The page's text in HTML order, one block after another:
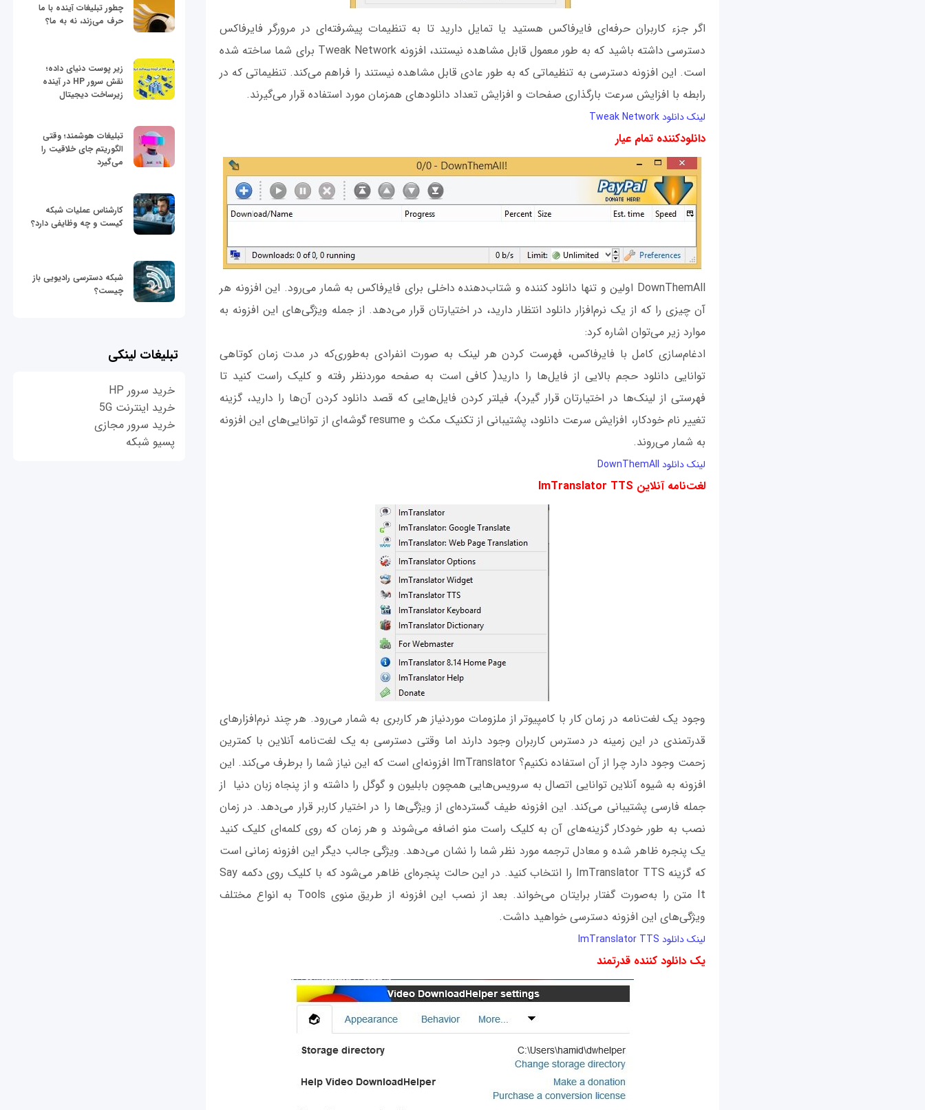
اگر جزء کاربران حرفه‌ای فایرفاکس هستید یا تمایل دارید تا به تنظیمات پیشرفته‌ای در مرورگر فایرفاکس
دسترسی داشته باشید که به طور معمول قابل مشاهده نیستند، افزونه Tweak Network برای شما ساخته شده
است. این افزونه دسترسی به تنظیماتی که به طور عادی قابل مشاهده نیستند را فراهم می‌کند. تنظیماتی که در
رابطه با افزایش سرعت بارگذاری صفحات و افزایش تعداد دانلودهای همزمان مورد استفاده قرار می‌گیرند.
لینک دانلود Tweak Network
دانلودکننده تمام عیار
DownThemAll اولین و تنها دانلود کننده و شتاب‌دهنده داخلی برای فایرفاکس به شمار می‌رود. این افزونه هر
آن چیزی را که از یک نرم‌افزار دانلود انتظار دارید، در اختیارتان قرار می‌دهد. از جمله ویژگی‌های این افزونه به
موارد زیر می‌توان اشاره کرد:
ادغام‌سازی کامل با فایرفاکس، فهرست کردن هر لینک به صورت انفرادی به‌طوری‌که در مدت زمان کوتاهی
توانایی دانلود حجم بالایی از فایل‌ها را دارید( کافی است به صفحه موردنظر رفته و کلیک راست کنید تا
فهرستی از لینک‌ها در اختیارتان قرار گیرد)، فیلتر کردن فایل‌هایی که قصد دانلود کردن آن‌ها را دارید، گزینه
تغییر نام خودکار، افزایش سرعت دانلود، پشتیبانی از تکنیک مکث و resume گوشه‌ای از توانایی‌های این افزونه
به شمار می‌روند.
لینک دانلود DownThemAll
لغت‌نامه آنلاین ImTranslator TTS
وجود یک لغت‌نامه در زمان کار با کامپیوتر از ملزومات موردنیاز هر کاربری به شمار می‌رود. هر چند نرم‌افزارهای
قدرتمندی در این زمینه در دسترس کاربران وجود دارند اما وقتی دسترسی به یک لغت‌نامه آنلاین با کمترین
زحمت وجود دارد چرا از آن استفاده نکنیم؟ ImTranslator افزونه‌ای است که این نیاز شما را برطرف می‌کند. این
افزونه به شیوه آنلاین توانایی اتصال به سرویس‌هایی همچون بابلیون و گوگل را داشته و از پنجاه زبان دنیا از
جمله فارسی پشتیبانی می‌کند. این افزونه طیف گسترده‌ای از ویژگی‌ها را در اختیار کاربر قرار می‌دهد. در زمان
نصب به طور خودکار گزینه‌های آن به کلیک راست منو اضافه می‌شوند و هر زمان که روی کلمه‌ای کلیک کنید
یک پنجره ظاهر شده و معادل ترجمه مورد نظر شما را نشان می‌دهد. ویژگی جالب دیگر این افزونه زمانی است
که گزینه ImTranslator TTS را انتخاب کنید. در این حالت پنجره‌ای ظاهر می‌شود که با کلیک روی دکمه Say
It متن را به‌صورت گفتار برایتان می‌خواند. بعد از نصب این افزونه از طریق منوی Tools به انواع مختلف
ویژگی‌های این افزونه دسترسی خواهید داشت.
لینک دانلود ImTranslator TTS
یک دانلود کننده قدرتمند
چطور تبلیغات آینده با ما
حرف می‌زند، نه به ما؟
زیر پوست دنیای داده؛
نقش سرور HP در آینده
زیرساخت دیجیتال
تبلیغات هوشمند؛ وقتی
الگوریتم جای خلاقیت را
می‌گیرد
کارشناس عملیات شبکه
کیست و چه وظایفی دارد؟
شبکه دسترسی رادیویی باز
چیست؟
تبلیغات لینکی
خرید سرور HP
خرید اینترنت 5G
خرید سرور مجازی
پسیو شبکه